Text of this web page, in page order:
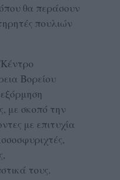
θα περάσουν
πουλιών
Βορείου
με σκοπό την
με επιτυχία
τους.